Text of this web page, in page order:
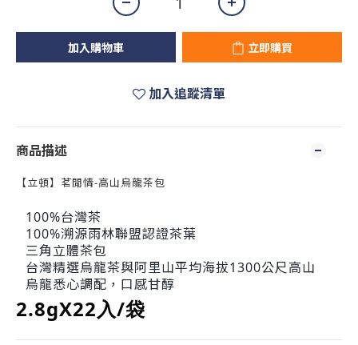
加入購物車 立即購買
加入追蹤清單
商品描述
【立頓】茗閒情-高山烏龍茶包
100%台灣茶
100%溯源雨林聯盟認證茶葉
三角立體茶包
台灣精選烏龍茶與阿里山平均海拔1300公尺高山
烏龍悉心調配，口感甘醇
2.8gX22入/袋